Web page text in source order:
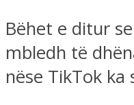
Bëhet e ditur
mbledh të
nëse TikTok ka